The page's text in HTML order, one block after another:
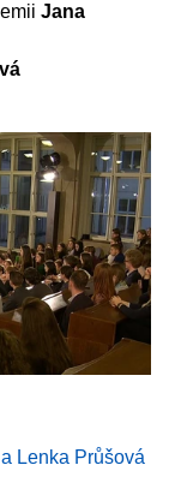
Jana
Lenka Průšová